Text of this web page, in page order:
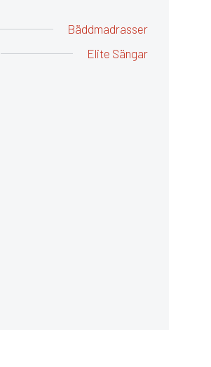
Bäddmadrasser
Elite Sängar